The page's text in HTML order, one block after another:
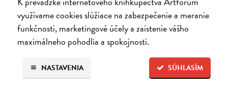
využívame cookies slúžiace na zabezpečenie a meranie
funkčnosti, marketingové účely a zaistenie vášho
maximálneho pohodlia a spokojnosti.
SÚHLASÍM
NASTAVENIA
Město a jeho nejisté zdi